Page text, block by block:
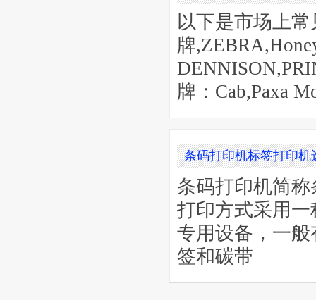
以下是市场上
牌
牌：Cab,Paxa
条码打印机标签打印机
条码打印机简
打印方式采用
专用设备，一
签和碳带